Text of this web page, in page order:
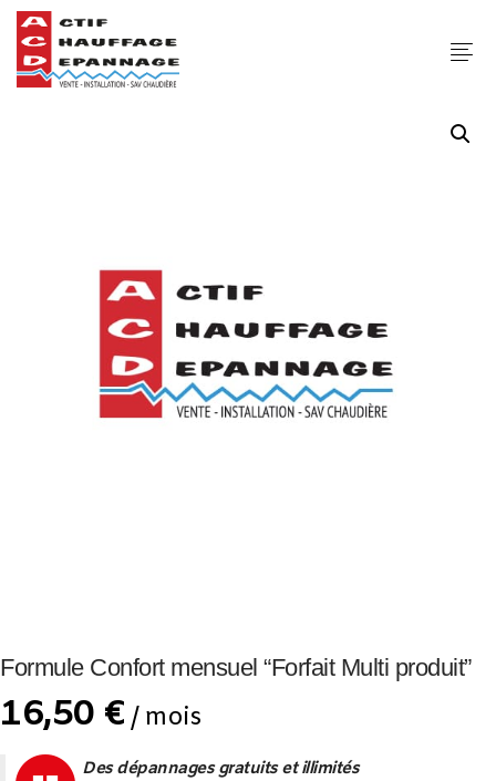
Formule Confort mensuel “Forfait Multi produit”
16,50 € / mois
Des dépannages gratuits et illimités